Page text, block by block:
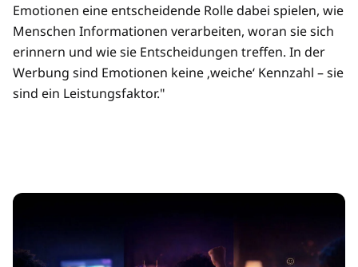
Emotionen eine entscheidende Rolle dabei spielen, wie
Menschen Informationen verarbeiten, woran sie sich
erinnern und wie sie Entscheidungen treffen. In der
Werbung sind Emotionen keine ‚weiche‘ Kennzahl – sie
sind ein Leistungsfaktor."